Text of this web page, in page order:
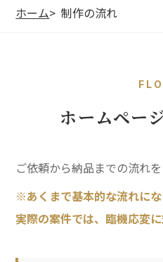
ホーム 制作の流れ
ホームペー
ご依頼から納品までの流れを
※あくまで基本的な流れにな
実際の案件では、臨機応変に